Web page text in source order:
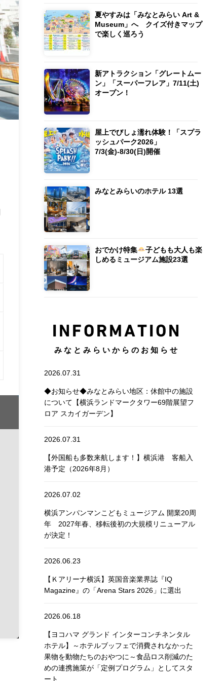
夏やすみは「みなとみらい Art &
Museum」へ クイズ付きマップ
で楽しく巡ろう
新アトラクション「グレートムー
ン」「スーパーフレア」7/11(土)
オープン！
屋上でびしょ濡れ体験！「スプラ
ッシュパーク2026」
7/3(金)-8/30(日)開催
みなとみらいのホテル 13選
おでかけ特集
子どもも大人も楽
しめるミュージアム施設23選
INFORMATION
みなとみらいからのお知らせ
2026.07.31
◆お知らせ◆みなとみらい地区：休館中の施設
について【横浜ランドマークタワー69階展望フ
ロア スカイガーデン】
2026.07.31
【外国船も多数来航します！】横浜港 客船入
港予定（2026年8月）
2026.07.02
横浜アンパンマンこどもミュージアム 開業20周
年 2027年春、移転後初の大規模リニューアル
が決定！
2026.06.23
【Ｋアリーナ横浜】英国音楽業界誌『IQ
Magazine』の「Arena Stars 2026」に選出
2026.06.18
【ヨコハマ グランド インターコンチネンタル
ホテル】～ホテルブッフェで消費されなかった
果物を動物たちのおやつに～食品ロス削減のた
めの連携施策が「定例プログラム」としてスタ
ート